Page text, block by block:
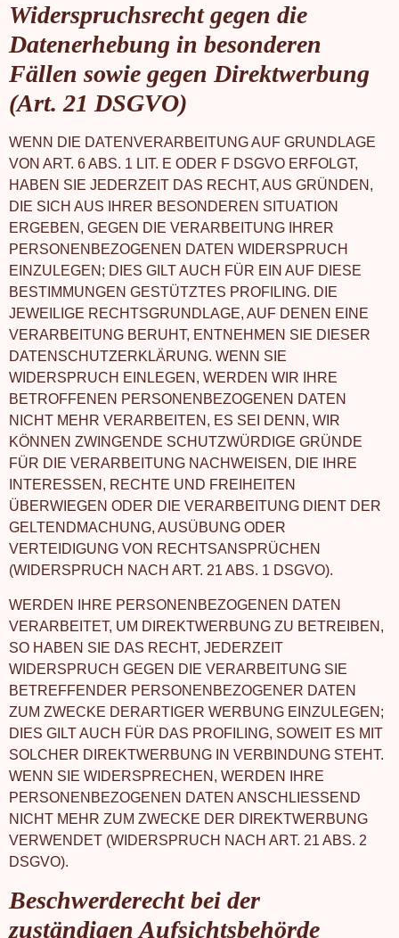
Widerspruchsrecht gegen die
Datenerhebung in besonderen
Fällen sowie gegen Direktwerbung
(Art. 21 DSGVO)
WENN DIE DATENVERARBEITUNG AUF GRUNDLAGE
VON ART. 6 ABS. 1 LIT. E ODER F DSGVO ERFOLGT,
HABEN SIE JEDERZEIT DAS RECHT, AUS GRÜNDEN,
DIE SICH AUS IHRER BESONDEREN SITUATION
ERGEBEN, GEGEN DIE VERARBEITUNG IHRER
PERSONENBEZOGENEN DATEN WIDERSPRUCH
EINZULEGEN; DIES GILT AUCH FÜR EIN AUF DIESE
BESTIMMUNGEN GESTÜTZTES PROFILING. DIE
JEWEILIGE RECHTSGRUNDLAGE, AUF DENEN EINE
VERARBEITUNG BERUHT, ENTNEHMEN SIE DIESER
DATENSCHUTZERKLÄRUNG. WENN SIE
WIDERSPRUCH EINLEGEN, WERDEN WIR IHRE
BETROFFENEN PERSONENBEZOGENEN DATEN
NICHT MEHR VERARBEITEN, ES SEI DENN, WIR
KÖNNEN ZWINGENDE SCHUTZWÜRDIGE GRÜNDE
FÜR DIE VERARBEITUNG NACHWEISEN, DIE IHRE
INTERESSEN, RECHTE UND FREIHEITEN
ÜBERWIEGEN ODER DIE VERARBEITUNG DIENT DER
GELTENDMACHUNG, AUSÜBUNG ODER
VERTEIDIGUNG VON RECHTSANSPRÜCHEN
(WIDERSPRUCH NACH ART. 21 ABS. 1 DSGVO).
WERDEN IHRE PERSONENBEZOGENEN DATEN
VERARBEITET, UM DIREKTWERBUNG ZU BETREIBEN,
SO HABEN SIE DAS RECHT, JEDERZEIT
WIDERSPRUCH GEGEN DIE VERARBEITUNG SIE
BETREFFENDER PERSONENBEZOGENER DATEN
ZUM ZWECKE DERARTIGER WERBUNG EINZULEGEN;
DIES GILT AUCH FÜR DAS PROFILING, SOWEIT ES MIT
SOLCHER DIREKTWERBUNG IN VERBINDUNG STEHT.
WENN SIE WIDERSPRECHEN, WERDEN IHRE
PERSONENBEZOGENEN DATEN ANSCHLIESSEND
NICHT MEHR ZUM ZWECKE DER DIREKTWERBUNG
VERWENDET (WIDERSPRUCH NACH ART. 21 ABS. 2
DSGVO).
Beschwerde­recht bei der
zuständigen Aufsichts­behörde